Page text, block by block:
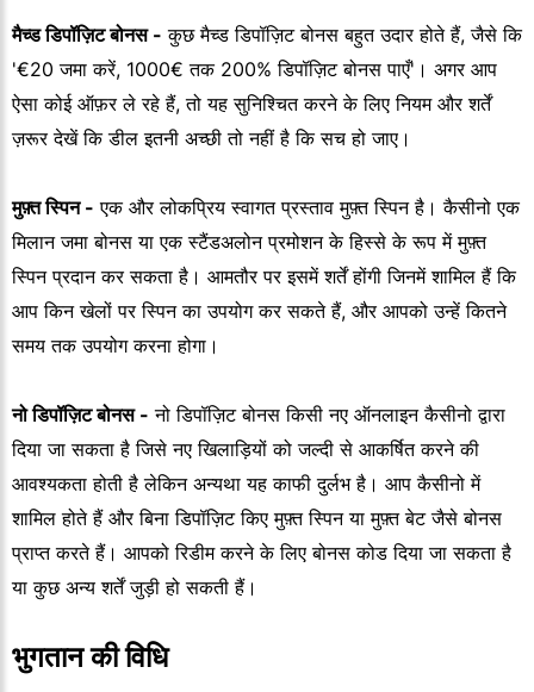
मैच्ड डिपॉज़िट बोनस - कुछ मैच्ड डिपॉज़िट बोनस बहुत उदार होते हैं, जैसे कि
'€20 जमा करें, 1000€ तक 200% डिपॉज़िट बोनस पाएँ'। अगर आप
ऐसा कोई ऑफ़र ले रहे हैं, तो यह सुनिश्चित करने के लिए नियम और शर्तें
ज़रूर देखें कि डील इतनी अच्छी तो नहीं है कि सच हो जाए।
मुफ़्त स्पिन - एक और लोकप्रिय स्वागत प्रस्ताव मुफ़्त स्पिन है। कैसीनो एक
मिलान जमा बोनस या एक स्टैंडअलोन प्रमोशन के हिस्से के रूप में मुफ़्त
स्पिन प्रदान कर सकता है। आमतौर पर इसमें शर्तें होंगी जिनमें शामिल हैं कि
आप किन खेलों पर स्पिन का उपयोग कर सकते हैं, और आपको उन्हें कितने
समय तक उपयोग करना होगा।
नो डिपॉज़िट बोनस - नो डिपॉज़िट बोनस किसी नए ऑनलाइन कैसीनो द्वारा
दिया जा सकता है जिसे नए खिलाड़ियों को जल्दी से आकर्षित करने की
आवश्यकता होती है लेकिन अन्यथा यह काफी दुर्लभ है। आप कैसीनो में
शामिल होते हैं और बिना डिपॉज़िट किए मुफ़्त स्पिन या मुफ़्त बेट जैसे बोनस
प्राप्त करते हैं। आपको रिडीम करने के लिए बोनस कोड दिया जा सकता है
या कुछ अन्य शर्तें जुड़ी हो सकती हैं।
भुगतान की विधि